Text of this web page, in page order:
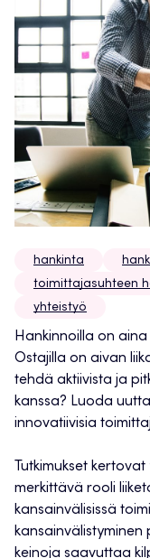
hankinta
toimittajasuhteen
yhteistyö
Hankinnoilla on
Ostajilla on aivan
tehdä aktiivista ja
kanssa? Luoda
innovatiivisia
Tutkimukset
merkittävä rooli
kansainvälisissä
keinoja saavuttaa